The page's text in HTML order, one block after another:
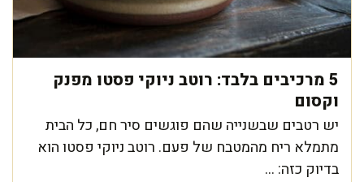
5 מרכיבים בלבד: רוטב ניוקי פסטו מפנק
וקסום
יש רטבים שבשנייה שהם פוגשים סיר חם, כל הבית
מתמלא ריח מהמטבח של פעם. רוטב ניוקי פסטו הוא
בדיוק כזה: ...